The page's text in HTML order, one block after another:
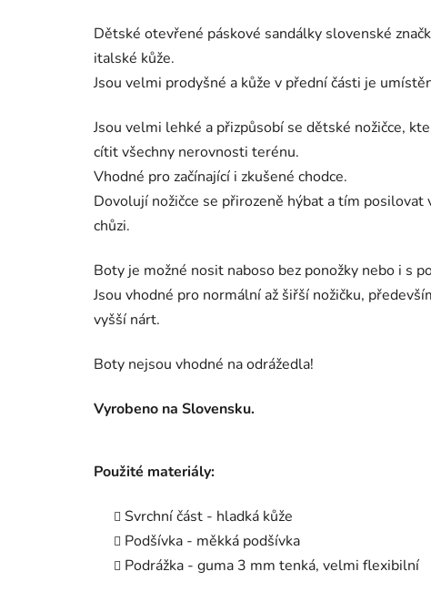
Dětské otevřené páskové sandálky slovenské
italské kůže.
Jsou velmi prodyšné a kůže v přední části je
Jsou velmi lehké a přizpůsobí se dětské nožičce,
cítit všechny nerovnosti terénu.
Vhodné pro začínající i zkušené chodce.
Dovolují nožičce se přirozeně hýbat a tím
chůzi.
Boty je možné nosit naboso bez ponožky nebo i s
Jsou vhodné pro normální až šiřší nožičku,
vyšší nárt.
Boty nejsou vhodné na odrážedla!
Vyrobeno na Slovensku.
Použité materiály:
Svrchní část - hladká kůže
Podšívka - měkká podšívka
Podrážka - guma 3 mm tenká, velmi flexibilní